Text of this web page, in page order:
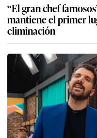
“El gran chef
mantiene el primer
eliminación